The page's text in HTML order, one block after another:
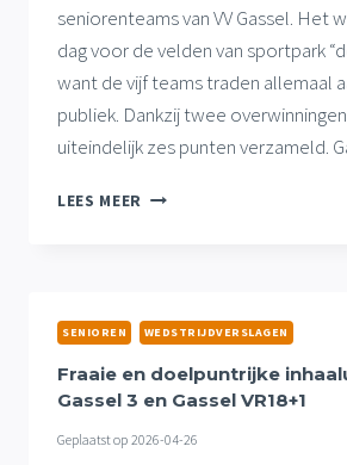
seniorenteams van VV Gassel. Het
dag voor de velden van sportpark
want de vijf teams traden allemaal
publiek. Dankzij twee
uiteindelijk zes punten verzameld.
LEES MEER GASSEL
OOK
VOLLE
BUIT
GASSEL
SENIOREN WEDSTRIJDVERSLAGEN
Fraaie en doelpuntrijke
Gassel 3 en Gassel VR18+1
Geplaatst op 2026-04-26